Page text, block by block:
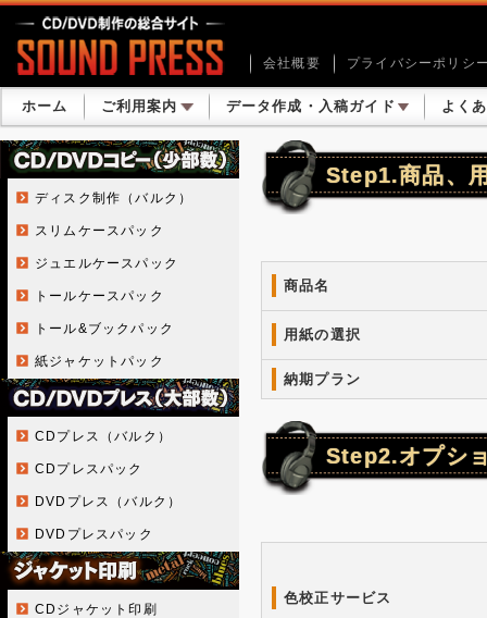
会社概要 プライバシーポリシ
ホーム ご利用案内 データ作成・入稿ガイド よく
ディスク制作（バルク）
スリムケースパック
ジュエルケースパック
トールケースパック
トール&ブックパック
紙ジャケットパック
CDプレス（バルク）
CDプレスパック
DVDプレス（バルク）
DVDプレスパック
CDジャケット印刷
Step1.商品、
商品名
用紙の選択
納期プラン
Step2.オプシ
色校正サービス